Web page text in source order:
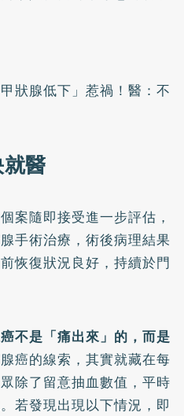
狀腺低下」惹禍！醫：不
醫
案隨即接受進一步評估，
手術治療，術後病理結果
恢復狀況良好，持續於門
不是「痛出來」的，而是
癌的線索，其實就藏在每
除了留意抽血數值，平時
若發現出現以下情況，即